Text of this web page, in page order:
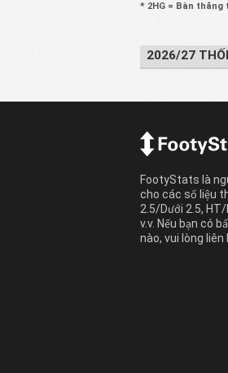
* 2HG = Bàn thắng
2026/27
FootyStats là
cho các số liệu
2.5/Dưới 2.5,
v.v. Nếu bạn có
nào, vui lòng liên